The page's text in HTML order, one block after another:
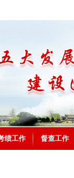
绩工作 督查工作